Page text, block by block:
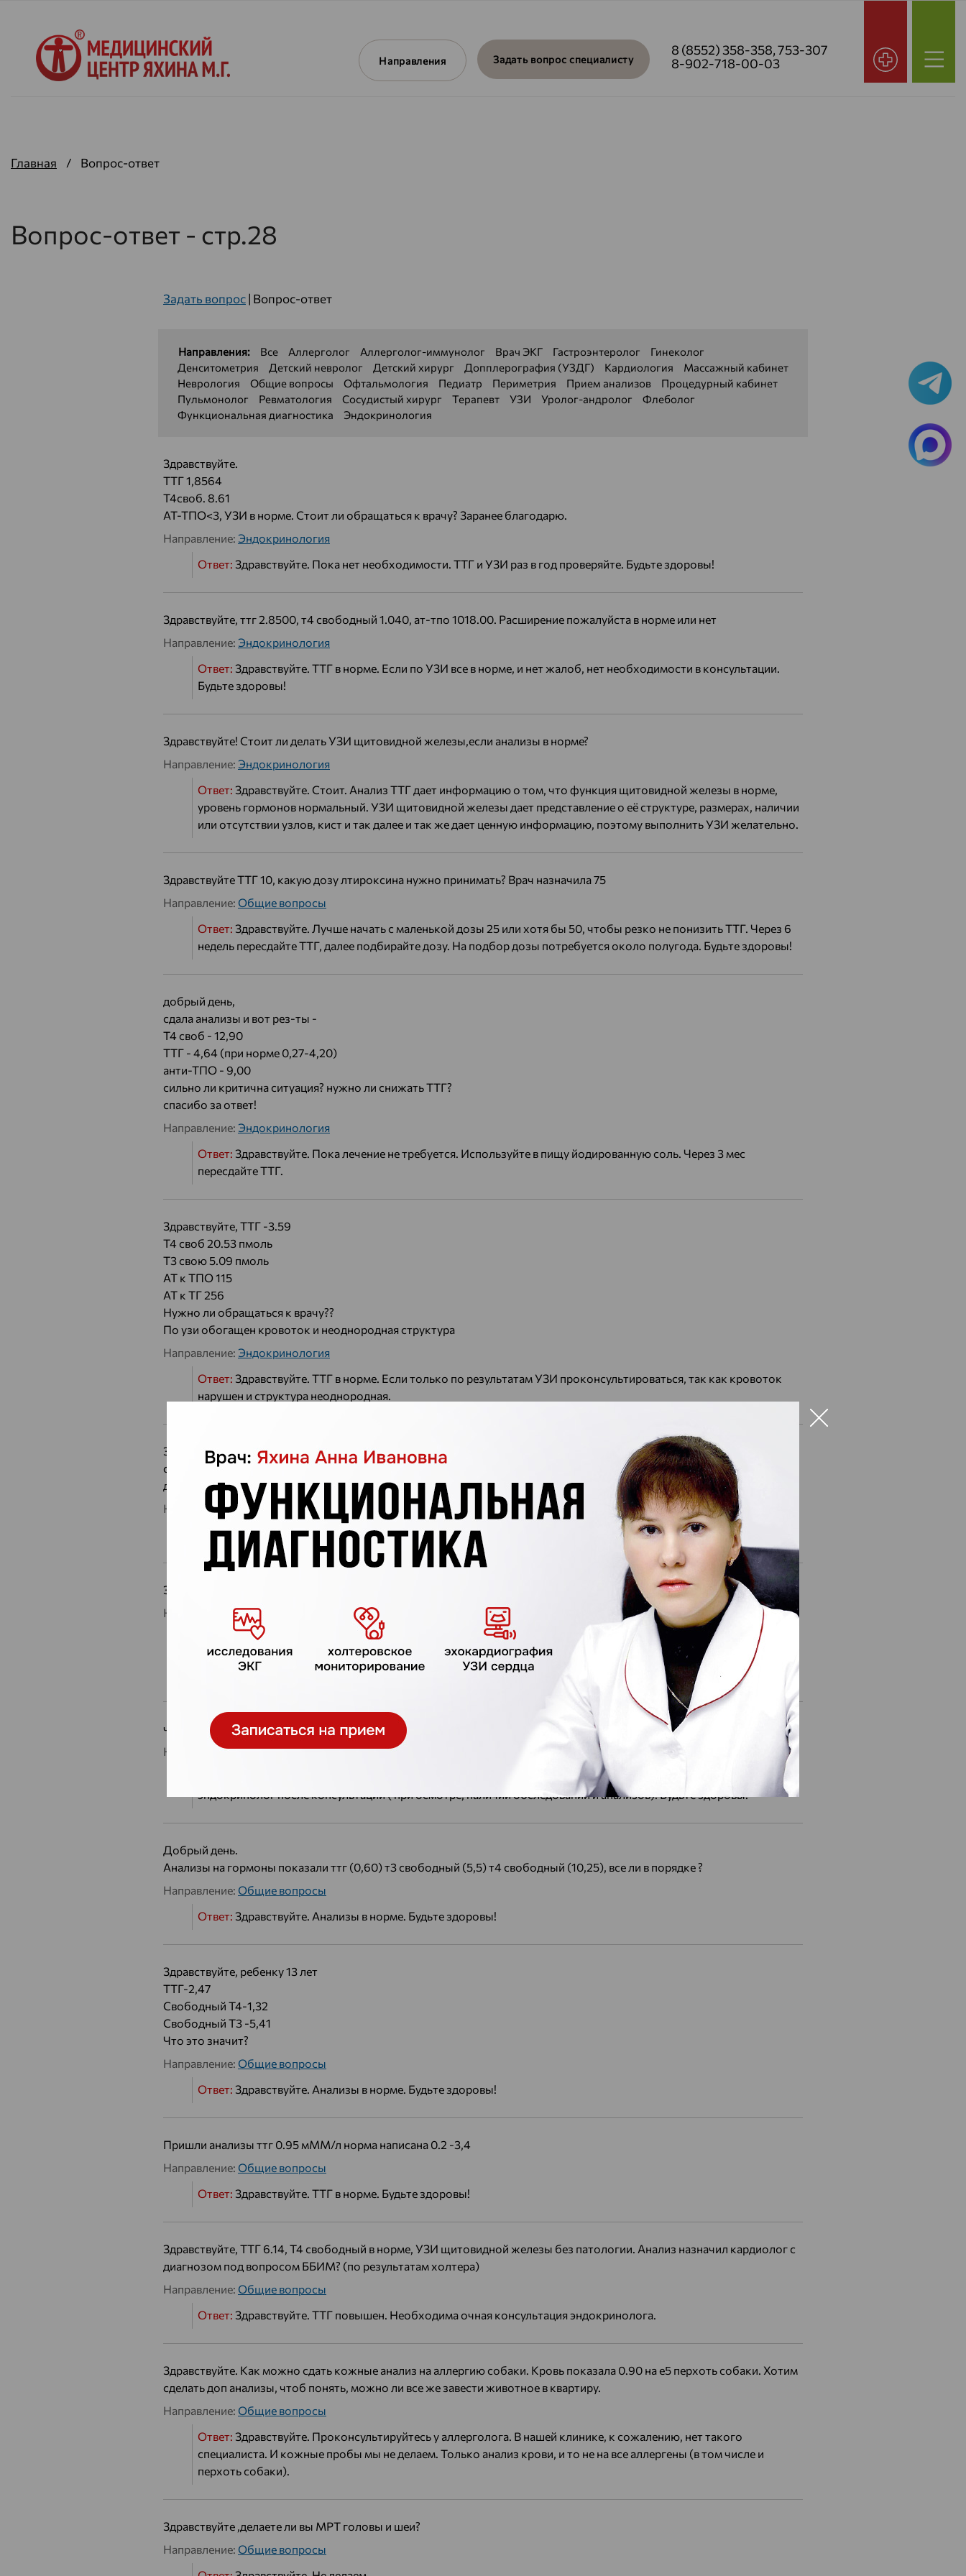
Направления Задать вопрос специалисту
8 (8552) 358-358,753-307
8-902-718-00-03
Главная / Вопрос-ответ
Вопрос-ответ - стр.28
Задать вопрос| Вопрос-ответ
Направления: Все Аллерголог Аллерголог-иммунолог Врач ЭКГ Гастроэнтеролог
Гинеколог
Денситометрия
Детский невролог Детский хирург Допплерография (УЗДГ) Кардиология
Массажный кабинет
Неврология
Общие вопросы Офтальмология Педиатр Периметрия Прием анализов
Процедурный кабинет
Пульмонолог
Ревматология Сосудистый хирург Терапевт УЗИ Уролог-андролог
Флеболог
Функциональная диагностика
Эндокринология
Здравствуйте.
ТТГ 1,8564
Т4своб. 8.61
АТ-ТПО<3, УЗИ в норме. Стоит ли обращаться к врачу? Заранее благодарю.
Направление: Эндокринология
Ответ: Здравствуйте. Пока нет необходимости. ТТГ и УЗИ раз в год проверяйте. Будьте здоровы!
Здравствуйте, ттг 2.8500, т4 свободный 1.040, ат-тпо 1018.00. Расширение пожалуйста в норме или нет
Направление: Эндокринология
Ответ: Здравствуйте. ТТГ в норме. Если по УЗИ все в норме, и нет жалоб, нет необходимости в консультации.
Будьте здоровы!
Здравствуйте! Стоит ли делать УЗИ щитовидной железы,если анализы в норме?
Направление: Эндокринология
Ответ: Здравствуйте. Стоит. Анализ ТТГ дает информацию о том, что функция щитовидной железы в норме,
уровень гормонов нормальный. УЗИ щитовидной железы дает представление о её структуре, размерах, наличии
или отсутствии узлов, кист и так далее и так же дает ценную информацию, поэтому выполнить УЗИ желательно.
Здравствуйте ТТГ 10, какую дозу лтироксина нужно принимать? Врач назначила 75
Направление: Общие вопросы
Ответ: Здравствуйте. Лучше начать с маленькой дозы 25 или хотя бы 50, чтобы резко не понизить ТТГ. Через 6
недель пересдайте ТТГ, далее подбирайте дозу. На подбор дозы потребуется около полугода. Будьте здоровы!
добрый день,
сдала анализы и вот рез-ты -
Т4 своб - 12,90
ТТГ - 4,64 (при норме 0,27-4,20)
анти-ТПО - 9,00
сильно ли критична ситуация? нужно ли снижать ТТГ?
спасибо за ответ!
Направление: Эндокринология
Ответ: Здравствуйте. Пока лечение не требуется. Используйте в пищу йодированную соль. Через 3 мес
пересдайте ТТГ.
Здравствуйте, ТТГ -3.59
Т4 своб 20.53 пмоль
Т3 свою 5.09 пмоль
АТ к ТПО 115
АТ к ТГ 256
Нужно ли обращаться к врачу??
По узи обогащен кровоток и неоднородная структура
Направление: Эндокринология
Ответ: Здравствуйте. ТТГ в норме. Если только по результатам УЗИ проконсультироваться, так как кровоток
нарушен и структура неоднородная.
Здравствуйте,скажите, пожалуйста, принимала до беременности и во время беременности Эутирокс дозировкой 37,5,
стабильно был показатель 1- 1,5после родов прошло полтора года, сейчас результат ТТГ 3,01,нужно ли увеличить
дозировку препарата? Спасибо за ответ
Направление: Эндокринология
Ответ: Здравствуйте. Пока не нужно. Раз в год проверяйте ТТГ. Будьте здоровы!
Здравствуйте. Т4 свободный - 15, Т3 свободный -2,9, АТПО - 68, АТ-ТГ - 116. Подскажите нужно ли какое то лечение?
Направление:Эндокринология
Здравствуйте. Результат ТТГ какой? Т4 и Т3 в норме. Лечение не назначаем. Чтобы назначить лечение,
нужен диагноз. Диагноз ставит врач эндокринолог после консультации ( при осмотре, наличии обследований и
анализов). Будьте здоровы!
что делать если 4 общий и свободный занижены? какой план лечения?
Направление:Общие вопросы
Здравствуйте. Лечение не назначаем. Чтобы назначить лечение, нужен диагноз. Диагноз ставит врач
эндокринолог после консультации ( при осмотре, наличии обследований и анализов). Будьте здоровы!
Добрый день.
Анализы на гормоны показали ттг (0,60) т3 свободный (5,5) т4 свободный (10,25), все ли в порядке ?
Направление: Общие вопросы
Ответ: Здравствуйте. Анализы в норме. Будьте здоровы!
Здравствуйте, ребенку 13 лет
ТТГ-2,47
Свободный Т4-1,32
Свободный Т3 -5,41
Что это значит?
Направление: Общие вопросы
Ответ: Здравствуйте. Анализы в норме. Будьте здоровы!
Пришли анализы ттг 0.95 мММ/л норма написана 0.2 -3,4
Направление: Общие вопросы
Ответ: Здравствуйте. ТТГ в норме. Будьте здоровы!
Здравствуйте, ТТГ 6.14, Т4 свободный в норме, УЗИ щитовидной железы без патологии. Анализ назначил кардиолог с
диагнозом под вопросом ББИМ? (по результатам холтера)
Направление: Общие вопросы
Ответ: Здравствуйте. ТТГ повышен. Необходима очная консультация эндокринолога.
Здравствуйте. Как можно сдать кожные анализ на аллергию собаки. Кровь показала 0.90 на е5 перхоть собаки. Хотим
сделать доп анализы, чтоб понять, можно ли все же завести животное в квартиру.
Направление: Общие вопросы
Ответ: Здравствуйте. Проконсультируйтесь у аллерголога. В нашей клинике, к сожалению, нет такого
специалиста. И кожные пробы мы не делаем. Только анализ крови, и то не на все аллергены (в том числе и
перхоть собаки).
Здравствуйте ,делаете ли вы МРТ головы и шеи?
Направление: Общие вопросы